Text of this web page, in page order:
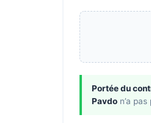
Portée du
Pavdo n’a